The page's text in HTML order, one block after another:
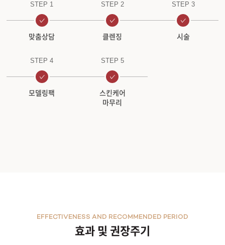
STEP 1
맞춤상담
STEP 2
클렌징
STEP 3
시술
STEP 4
모델링팩
STEP 5
스킨케어
마무리
효과 및 권장주기
EFFECTIVENESS AND RECOMMENDED PERIOD